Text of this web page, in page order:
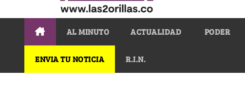
AL MINUTO ACTUALIDAD PODER
ENVIA TU NOTICIA R.I.N.